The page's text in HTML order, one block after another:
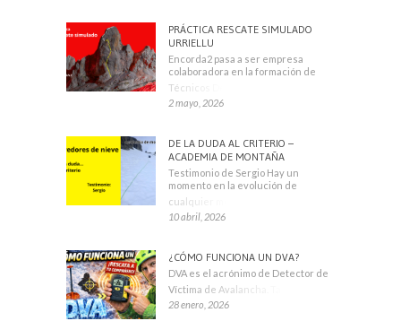
PRÁCTICA RESCATE SIMULADO
URRIELLU
Encorda2 pasa a ser empresa
colaboradora en la formación de
Técnicos Deportivos
2 mayo, 2026
DE LA DUDA AL CRITERIO –
ACADEMIA DE MONTAÑA
Testimonio de Sergio Hay un
momento en la evolución de
cualquier montañero
10 abril, 2026
¿CÓMO FUNCIONA UN DVA?
DVA es el acrónimo de Detector de
Víctima de Avalancha. También se
28 enero, 2026